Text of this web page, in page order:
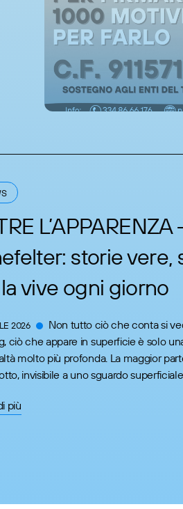
storie vere,
vive ogni giorno
2026
Non tutto ciò che conta si
ciò che appare in superficie è solo
molto più profonda. La maggior
invisibile a uno sguardo
più